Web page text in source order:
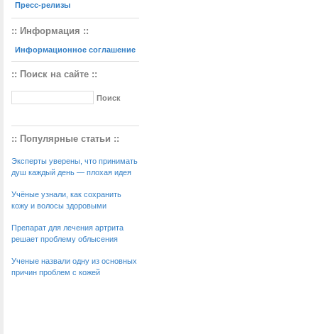
Пресс-релизы
:: Информация ::
Информационное соглашение
:: Поиск на сайте ::
:: Популярные статьи ::
Эксперты уверены, что принимать
душ каждый день — плохая идея
Учёные узнали, как сохранить
кожу и волосы здоровыми
Препарат для лечения артрита
решает проблему облысения
Ученые назвали одну из основных
причин проблем с кожей